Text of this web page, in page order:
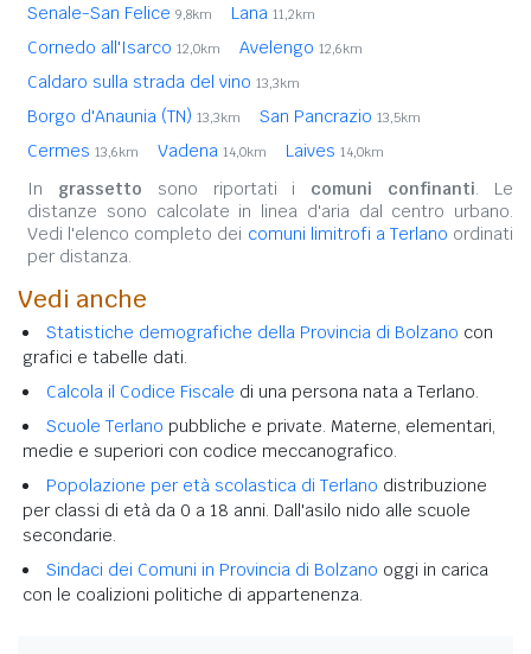
Senale-San Felice 9,8km Lana 11,2km
Cornedo all'Isarco 12,0km Avelengo 12,6km
Caldaro sulla strada del vino 13,3km
Borgo d'Anaunia (TN) 13,3km San Pancrazio 13,5km
Cermes 13,6km Vadena 14,0km Laives 14,0km
In grassetto sono riportati i comuni confinanti. Le
distanze sono calcolate in linea d'aria dal centro urbano.
Vedi l'elenco completo dei comuni limitrofi a Terlano ordinati
per distanza.
Vedi anche
Statistiche demografiche della Provincia di Bolzano con
grafici e tabelle dati.
Calcola il Codice Fiscale di una persona nata a Terlano.
Scuole Terlano pubbliche e private. Materne, elementari,
medie e superiori con codice meccanografico.
Popolazione per età scolastica di Terlano distribuzione
per classi di età da 0 a 18 anni. Dall'asilo nido alle scuole
secondarie.
Sindaci dei Comuni in Provincia di Bolzano oggi in carica
con le coalizioni politiche di appartenenza.